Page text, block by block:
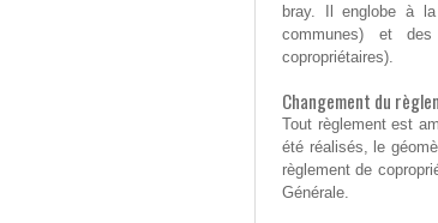
bray. Il englobe à
communes) et
copropriétaires).
Changement du
Tout règlement est
été réalisés, le
règlement de
Générale.